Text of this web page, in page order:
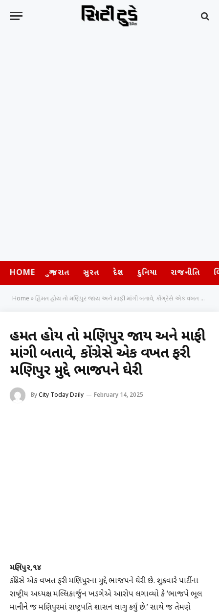
HOME ગુજરાત સુરત દેશ દુનિયા રાજનીતિ
Home » હિંમત હોય તો મણિપુર જાય અને માફી માંગી બતાવે, કોંગ્રેસે એક વખત ફરી મણિપુર મુદ્દે ભાજપને ઘેરી
હિંમત હોય તો મણિપુર જાય અને માફી
માંગી બતાવે, કોંગ્રેસે એક વખત ફરી
મણિપુર મુદ્દે ભાજપને ઘેરી
ByCity Today Daily February 14, 2025
મણિપુર,૧૪
કોંગ્રેસે એક વખત ફરી મણિપુરના મુદ્દે ભાજપને ઘેરી છે. શુક્રવારે પાર્ટીના
રાષ્ટ્રીય અધ્યક્ષ મલ્લિકાર્જુન ખડગેએ આરોપ લગાવ્યો કે ‘ભાજપે ભૂલ
માનીને જ મણિપુરમાં રાષ્ટ્રપતિ શાસન લાગુ કર્યું છે.’ સાથે જ તેમણે